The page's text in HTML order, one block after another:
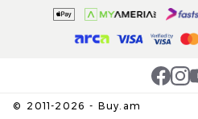
© 2011-2026 - Buy.am